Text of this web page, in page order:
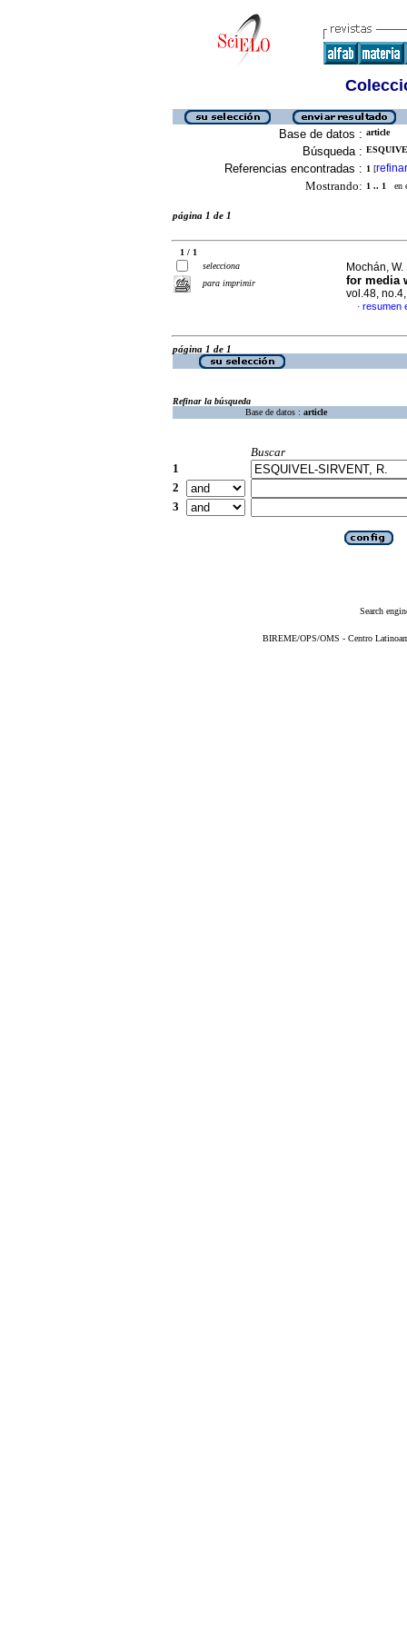
Base de datos : article
Búsqueda :
Referencias encontradas : 1 [refinar
Mostrando: 1 .. 1 en
página 1 de 1
1 / 1
selecciona
para imprimir
Mochán,
for media
vol.48,
· resumen
página 1 de 1
Refinar la búsqueda
Base de datos : article
Buscar
1
2
3
Search
BIREME/OPS/OMS - Centro